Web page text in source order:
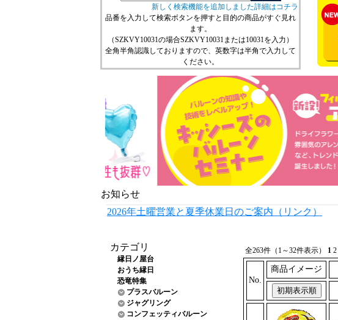
新しく検索機能を追加しました詳細はコチラ
品番を入力して検索ボタンを押すと目的の商品がすぐ見れ
ます。
（SZKVY10031の場合SZKVY10031または10031を入力）
全角半角認識しておりますので、英数字は半角で入力して
ください。
お知らせ
2026年土曜営業と夏季休業日のご案内（リンク）
カテゴリ
縁日ノ屋台
おうち縁日
恐竜特集
プラスバルーン
ジャグリング
コンフェッティバルーン
全263件（1～32件表示） 1 2
No.
商品イメージ